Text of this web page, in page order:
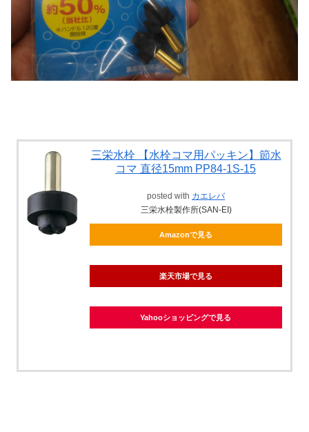
三栄水栓 【水栓コマ用パッキン】節水
コマ 直径15mm PP84-1S-15
posted with カエレバ
三栄水栓製作所(SAN-EI)
Amazonで見る
楽天市場で見る
Yahooショッピングで見る